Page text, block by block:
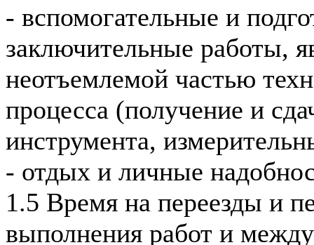
- вспомогательные и
заключительные работы,
неотъемлемой частью
процесса (получение и
инструмента,
- отдых и личные
1.5 Время на переезды и
выполнения работ и